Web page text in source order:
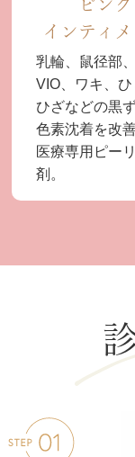
ピンク
インティメ
乳輪、鼠径部、
VIO、ワキ、ひ
ひざなどの黒ず
色素沈着を改
医療専用ピー
剤。